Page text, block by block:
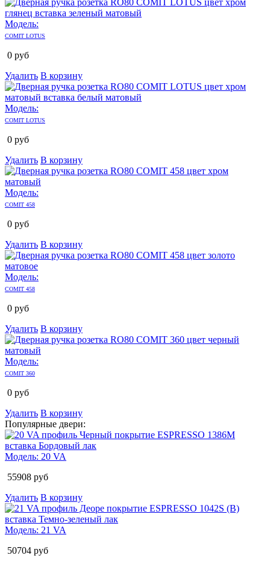
Модель:
COMIT LOTUS
0 руб
Удалить В корзину
Модель:
COMIT LOTUS
0 руб
Удалить В корзину
Модель:
COMIT 458
0 руб
Удалить В корзину
Модель:
COMIT 458
0 руб
Удалить В корзину
Модель:
COMIT 360
0 руб
Удалить В корзину
Популярные двери:
Модель: 20 VA
55908 руб
Удалить В корзину
Модель: 21 VA
50704 руб